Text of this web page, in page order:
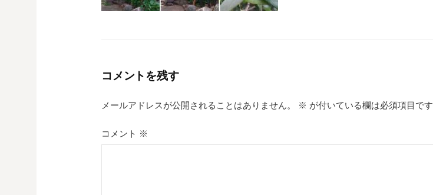
コメントを残す
メールアドレスが公開されることはありません。 ※ が付いている欄は必須項目です
コメント ※